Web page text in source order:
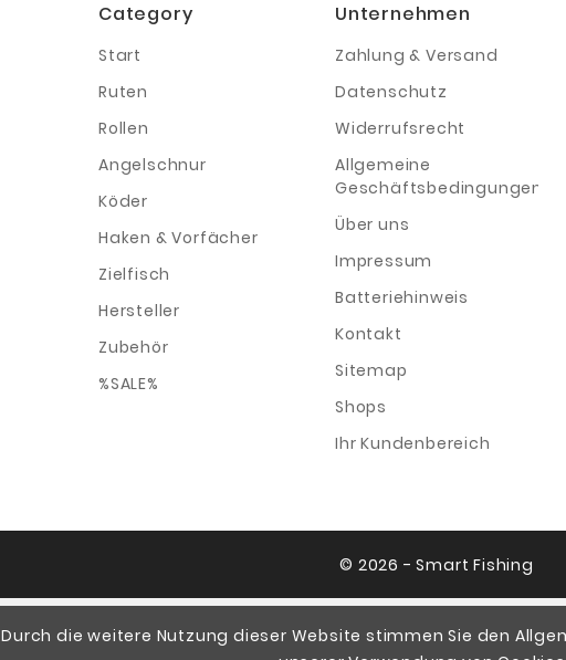
Durch die weitere Nutzung dieser Website stimmen Sie den
Category
Start
Ruten
Rollen
Angelschnur
Köder
Haken & Vorfächer
Zielfisch
Hersteller
Zubehör
%SALE%
Unternehmen
Zahlung & Versand
Datenschutz
Widerrufsrecht
Allgemeine
Geschäftsbedingungen
Über uns
Impressum
Batteriehinweis
Kontakt
Sitemap
Shops
Ihr Kundenbereich
© 2026 - Smart Fishing